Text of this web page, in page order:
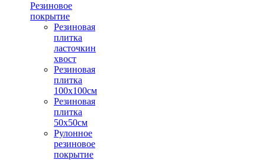
Резиновое
покрытие
Резиновая
плитка
ласточкин
хвост
Резиновая
плитка
100х100см
Резиновая
плитка
50х50см
Рулонное
резиновое
покрытие